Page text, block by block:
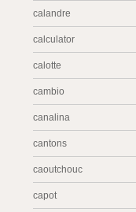
calandre
calculator
calotte
cambio
canalina
cantons
caoutchouc
capot